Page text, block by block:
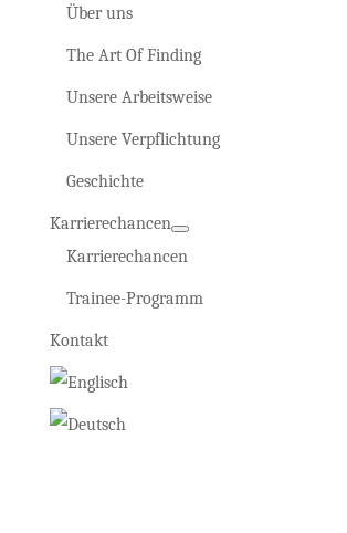
Über uns
The Art Of Finding
Unsere Arbeitsweise
Unsere Verpflichtung
Geschichte
Karrierechancen
Karrierechancen
Trainee-Programm
Kontakt